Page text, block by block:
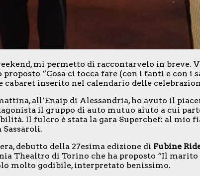
mi permetto di raccontarvelo in breve.
proposto “Cosa ci tocca fare (con i fanti e con i
cabaret inserito nel calendario delle
all’Enaip di Alessandria, ho avuto il
il gruppo di auto mutuo aiuto a cui
Il fulcro è stata la gara Superchef: al mio
Sassaroli.
debutto della 27esima edizione di Fubine
Thealtro di Torino che ha proposto “Il
molto godibile, interpretato benissimo.